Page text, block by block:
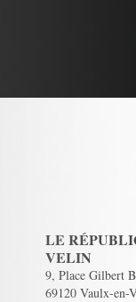
LE
VELIN
9, Place Gilbert
69120 Vaulx-en-